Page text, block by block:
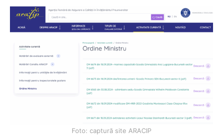
Foto: captură site ARACIP